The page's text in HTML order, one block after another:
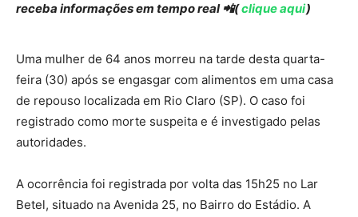
receba informações em tempo real 📲(clique aqui)
Uma mulher de 64 anos morreu na tarde desta quarta-
feira (30) após se engasgar com alimentos em uma casa
de repouso localizada em Rio Claro (SP). O caso foi
registrado como morte suspeita e é investigado pelas
autoridades.
A ocorrência foi registrada por volta das 15h25 no Lar
Betel, situado na Avenida 25, no Bairro do Estádio. A